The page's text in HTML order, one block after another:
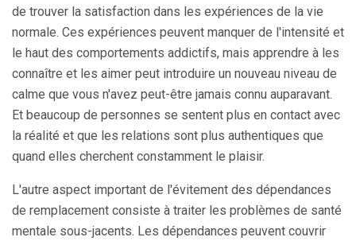
de trouver la satisfaction dans les expériences de la vie
normale. Ces expériences peuvent manquer de l'intensité et
le haut des comportements addictifs, mais apprendre à les
connaître et les aimer peut introduire un nouveau niveau de
calme que vous n'avez peut-être jamais connu auparavant.
Et beaucoup de personnes se sentent plus en contact avec
la réalité et que les relations sont plus authentiques que
quand elles cherchent constamment le plaisir.
L'autre aspect important de l'évitement des dépendances
de remplacement consiste à traiter les problèmes de santé
mentale sous-jacents. Les dépendances peuvent couvrir